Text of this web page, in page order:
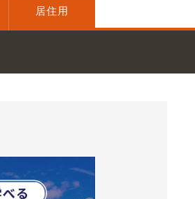
居住用